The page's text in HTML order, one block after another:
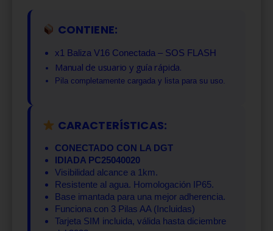
CONTIENE:
x1 Baliza V16 Conectada – SOS FLASH
Manual de usuario y guía rápida.
Pila completamente cargada y lista para su uso.
CARACTERÍSTICAS:
CONECTADO CON LA DGT
IDIADA PC25040020
Visibilidad alcance a 1km.
Resistente al agua. Homologación IP65.
Base imantada para una mejor adherencia.
Funciona con 3 Pilas AA (Incluidas)
Tarjeta SIM incluida, válida hasta diciembre